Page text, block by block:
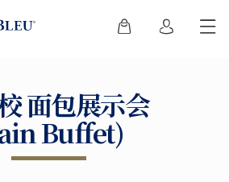
面包展示会
Buffet)